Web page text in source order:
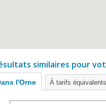
similaires pour
l'Orne À tarifs équivalents